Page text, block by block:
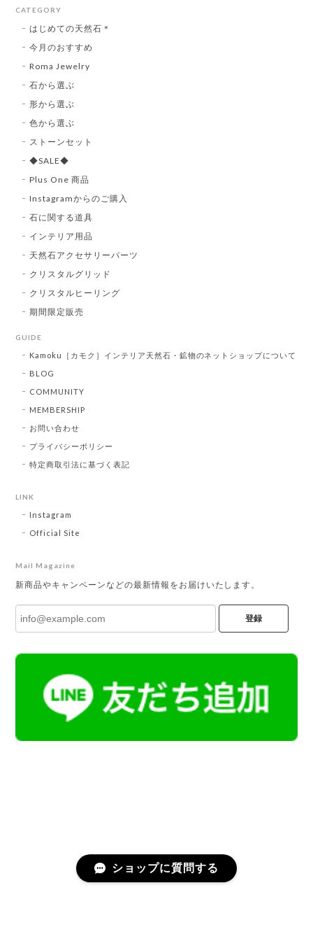
CATEGORY
はじめての天然石＊
今月のおすすめ
Roma Jewelry
石から選ぶ
形から選ぶ
色から選ぶ
ストーンセット
◆SALE◆
Plus One 商品
Instagramからのご購入
石に関する道具
インテリア用品
天然石アクセサリーパーツ
クリスタルグリッド
クリスタルヒーリング
期間限定販売
GUIDE
Kamoku［カモク］インテリア天然石・鉱物のネットショップについて
BLOG
COMMUNITY
MEMBERSHIP
お問い合わせ
プライバシーポリシー
特定商取引法に基づく表記
LINK
Instagram
Official Site
Mail Magazine
新商品やキャンペーンなどの最新情報をお届けいたします。
登録
ショップに質問する